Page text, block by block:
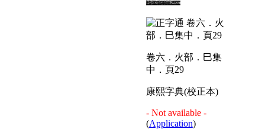
卷六．火部．巳集
中．頁29
康熙字典(校正本)
- Not available -
(Application)